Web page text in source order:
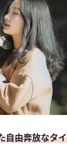
自由奔放なタ